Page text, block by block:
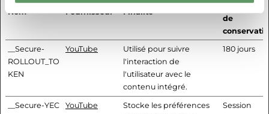
Nom Fournisseur Finalité
maximale
de
__Secure-
ROLLOUT_TO
KEN
YouTube
Utilisé pour suivre
l'interaction de
l'utilisateur avec le
contenu intégré.
180 jours
__Secure-YEC YouTube
Stocke les préférences
Session